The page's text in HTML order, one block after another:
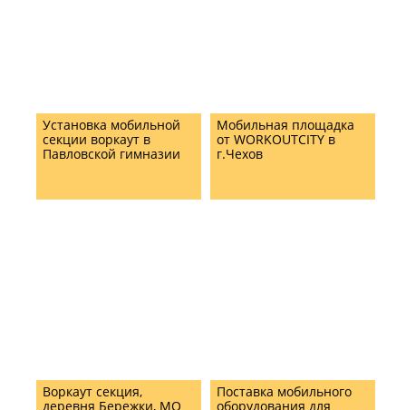
Установка мобильной
секции воркаут в
Павловской гимназии
Мобильная площадка
от WORKOUTCITY в
г.Чехов
Воркаут секция,
деревня Бережки, МО
Поставка мобильного
оборудования для